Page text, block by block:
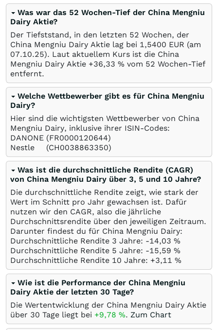
Was war das 52 Wochen-Tief der China Mengniu
Dairy Aktie?
Der Tiefststand, in den letzten 52 Wochen, der
China Mengniu Dairy Aktie lag bei 1,5400 EUR (am
07.10.25). Laut aktuellem Kurs ist die China
Mengniu Dairy Aktie +36,33 % vom 52 Wochen-Tief
entfernt.
Welche Wettbewerber gibt es für China Mengniu
Dairy?
Hier sind die wichtigsten Wettbewerber von China
Mengniu Dairy, inklusive ihrer ISIN-Codes:
DANONE (FR0000120644)
Nestle
(CH0038863350)
Was ist die durchschnittliche Rendite (CAGR)
von China Mengniu Dairy über 3, 5 und 10 Jahre?
Die durchschnittliche Rendite zeigt, wie stark der
Wert im Schnitt pro Jahr gewachsen ist. Dafür
nutzen wir den CAGR, also die jährliche
Durchschnittsrendite über den jeweiligen Zeitraum.
Darunter findest du für China Mengniu Dairy:
Durchschnittliche Rendite 3 Jahre: -14,03 %
Durchschnittliche Rendite 5 Jahre: -15,59 %
Durchschnittliche Rendite 10 Jahre: +3,11 %
Wie ist die Performance der China Mengniu
Dairy Aktie der letzten 30 Tage?
Die Wertentwicklung der China Mengniu Dairy Aktie
über 30 Tage liegt bei +9,78 %. Zum Chart